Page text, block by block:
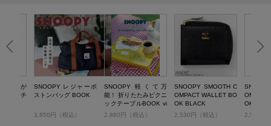
お金が
ポーチ
SNOOPY レジャーボ
ストンバッグ BOOK
3,850円（税込）
SNOOPY 軽くて万
能！ 折りたたみピクニ
ックテーブルBOOK vi
ntage yellow
2,860円（税込）
SNOOPY SMOOTH C
OMPACT WALLET BO
OK BLACK
2,530円（税込）
OK
2,530円